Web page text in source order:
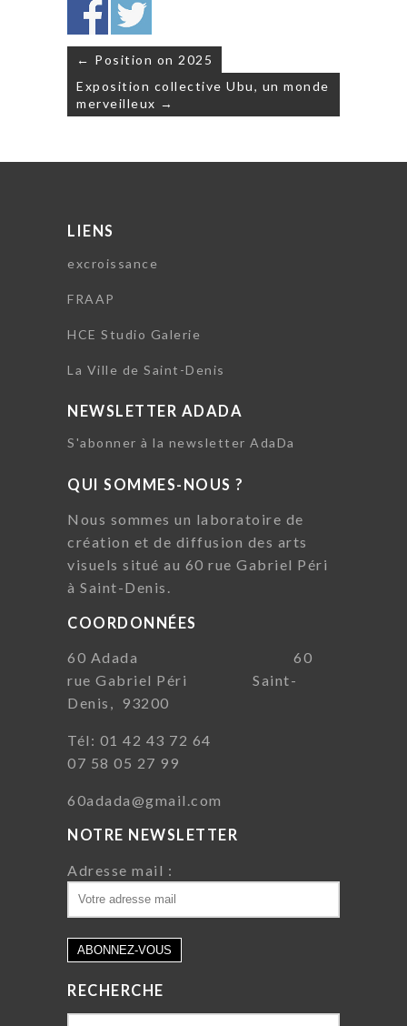
Navigation
l’article
← Position on 2025
Exposition collective Ubu, un monde
merveilleux →
LIENS
excroissance
FRAAP
HCE Studio Galerie
La Ville de Saint-Denis
NEWSLETTER ADADA
S'abonner à la newsletter AdaDa
QUI SOMMES-NOUS ?
Nous sommes un laboratoire de
création et de diffusion des arts
visuels situé au 60 rue Gabriel Péri
à Saint-Denis.
COORDONNÉES
60 Adada 60
rue Gabriel Péri Saint-
Denis, 93200
Tél: 01 42 43 72 64
07 58 05 27 99
60adada@gmail.com
NOTRE NEWSLETTER
Adresse mail :
RECHERCHE